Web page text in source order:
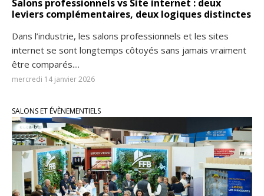
Salons professionnels vs Site internet : deux
leviers complémentaires, deux logiques distinctes
Dans l’industrie, les salons professionnels et les sites
internet se sont longtemps côtoyés sans jamais vraiment
être comparés....
mercredi 14 janvier 2026
SALONS ET ÉVÈNEMENTIELS